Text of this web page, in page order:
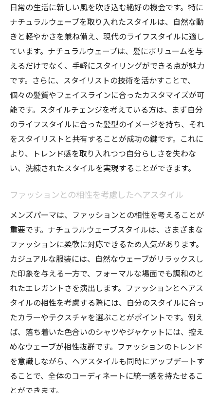
日常の生活に新しい風を吹き込む絶好の機会です。特に
ナチュラルウェーブを取り入れたスタイルは、自然な動
きと軽やかさを兼ね備え、現代のライフスタイルに適し
ています。ナチュラルウェーブは、髪にボリュームを与
えるだけでなく、手軽にスタイリングができる点が魅力
です。さらに、スタイリストの技術を活かすことで、
個々の髪質やフェイスラインに合ったカスタマイズが可
能です。スタイルチェンジを考えている方は、まず自分
のライフスタイルに合った髪型のイメージを持ち、それ
をスタイリストと共有することが成功の鍵です。これに
より、トレンド感を取り入れつつ自分らしさを失わな
い、洗練されたスタイルを実現することができます。
ファッションとの相性を考慮したヘアスタイル
メンズパーマは、ファッションとの相性を考えることが
重要です。ナチュラルウェーブスタイルは、さまざまな
ファッションに柔軟に対応できるため人気があります。
カジュアルな服装には、自然なウェーブがリラックスし
た印象を与える一方で、フォーマルな場面でも調和のと
れたエレガントさを演出します。ファッションとヘアス
タイルの相性を考慮する際には、自分のスタイルに合っ
たカラーやテクスチャを選ぶことがポイントです。例え
ば、落ち着いた色合いのシャツやジャケットには、控え
めなウェーブが相性抜群です。ファッションのトレンド
を意識しながら、ヘアスタイルも同時にアップデートす
ることで、全体のコーディネートに統一感を持たせるこ
とができます。